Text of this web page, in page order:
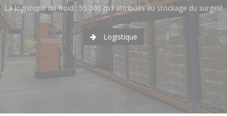
La logistique du froid : 55 000 m3 attribués au stockage du surgelé
Logistique